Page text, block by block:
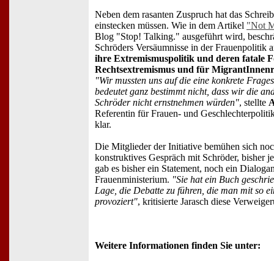
Neben dem rasanten Zuspruch hat das
einstecken müssen. Wie in dem Artikel "Not
Blog "Stop! Talking." ausgeführt wird,
Schröders Versäumnisse in der Frauenpolitik
ihre Extremismuspolitik und deren fatale
Rechtsextremismus und für
"Wir mussten uns auf die eine konkrete
bedeutet ganz bestimmt nicht, dass wir die
Schröder nicht ernstnehmen würden", stellte
Referentin für Frauen- und
klar.
Die Mitglieder der Initiative bemühen sich
konstruktives Gespräch mit Schröder, bisher
gab es bisher ein Statement, noch ein
Frauenministerium. "Sie hat ein Buch
Lage, die Debatte zu führen, die man mit so
provoziert", kritisierte Jarasch diese
Weitere Informationen finden Sie unter: